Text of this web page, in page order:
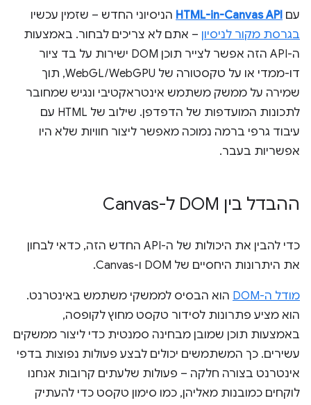
עם HTML-in-Canvas API הניסיוני החדש – שזמין עכשיו
בגרסת מקור לניסיון – אתם לא צריכים לבחור. באמצעות
ה-API הזה אפשר לצייר תוכן DOM ישירות על בד ציור
דו-ממדי או על טקסטורה של WebGL/WebGPU, תוך
שמירה על ממשק משתמש אינטראקטיבי ונגיש שמחובר
לתכונות המועדפות של הדפדפן. שילוב של HTML עם
עיבוד גרפי ברמה נמוכה מאפשר ליצור חוויות שלא היו
אפשריות בעבר.
ההבדל בין DOM ל-Canvas
כדי להבין את היכולות של ה-API החדש הזה, כדאי לבחון
את היתרונות היחסיים של DOM ו-Canvas.
מודל ה-DOM
הוא הבסיס לממשקי משתמש באינטרנט.
הוא מציע פתרונות לסידור טקסט מחוץ לקופסה,
באמצעות תוכן שמובן מבחינה סמנטית כדי ליצור ממשקים
עשירים. כך המשתמשים יכולים לבצע פעולות נפוצות בדפי
אינטרנט בצורה חלקה – פעולות שלעתים קרובות אנחנו
לוקחים כמובנות מאליהן, כמו סימון טקסט כדי להעתיק